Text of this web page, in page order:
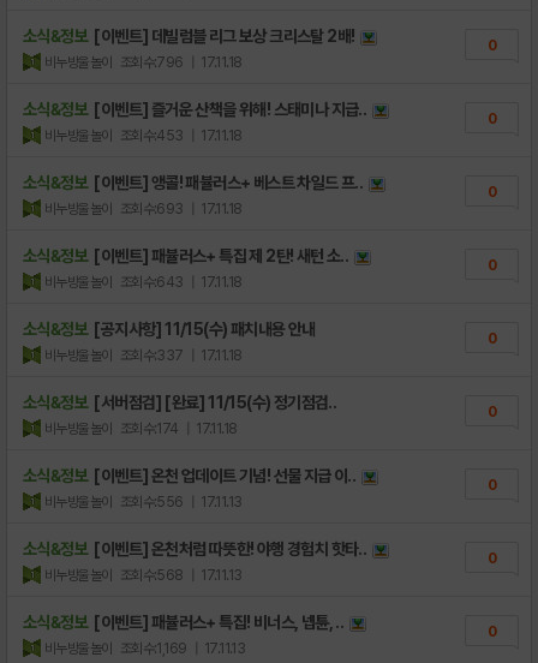
소식&정보 [이벤트] 데빌럼블 리그 보상 크리스탈 2배!
비누방울놀이 조회수:796 | 17.11.18
0
소식&정보 [이벤트] 즐거운 산책을 위해! 스태미나 지급..
비누방울놀이 조회수:453 | 17.11.18
0
소식&정보 [이벤트] 앵콜! 패뷸러스+ 베스트 차일드 프..
비누방울놀이 조회수:693 | 17.11.18
0
소식&정보 [이벤트] 패뷸러스+ 특집 제 2탄! 새턴 소..
비누방울놀이 조회수:643 | 17.11.18
0
소식&정보 [공지사항] 11/15(수) 패치내용 안내
비누방울놀이 조회수:337 | 17.11.18
0
소식&정보 [서버점검] [완료] 11/15(수) 정기점검..
비누방울놀이 조회수:174 | 17.11.18
0
소식&정보 [이벤트] 온천 업데이트 기념! 선물 지급 이..
비누방울놀이 조회수:556 | 17.11.13
0
소식&정보 [이벤트] 온천처럼 따뜻한! 야행 경험치 핫타..
비누방울놀이 조회수:568 | 17.11.13
0
소식&정보 [이벤트] 패뷸러스+ 특집! 비너스, 넵튠, ..
비누방울놀이 조회수:1,169 | 17.11.13
0